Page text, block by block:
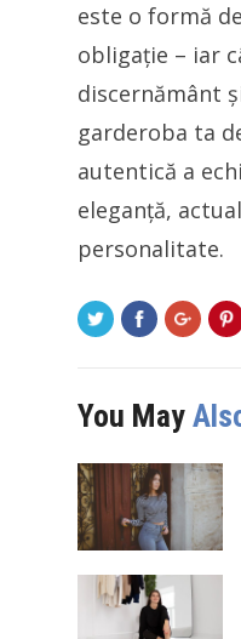
este o formă
obligație – iar
discernământ
garderoba ta
autentică a
eleganță,
personalitate.
You May